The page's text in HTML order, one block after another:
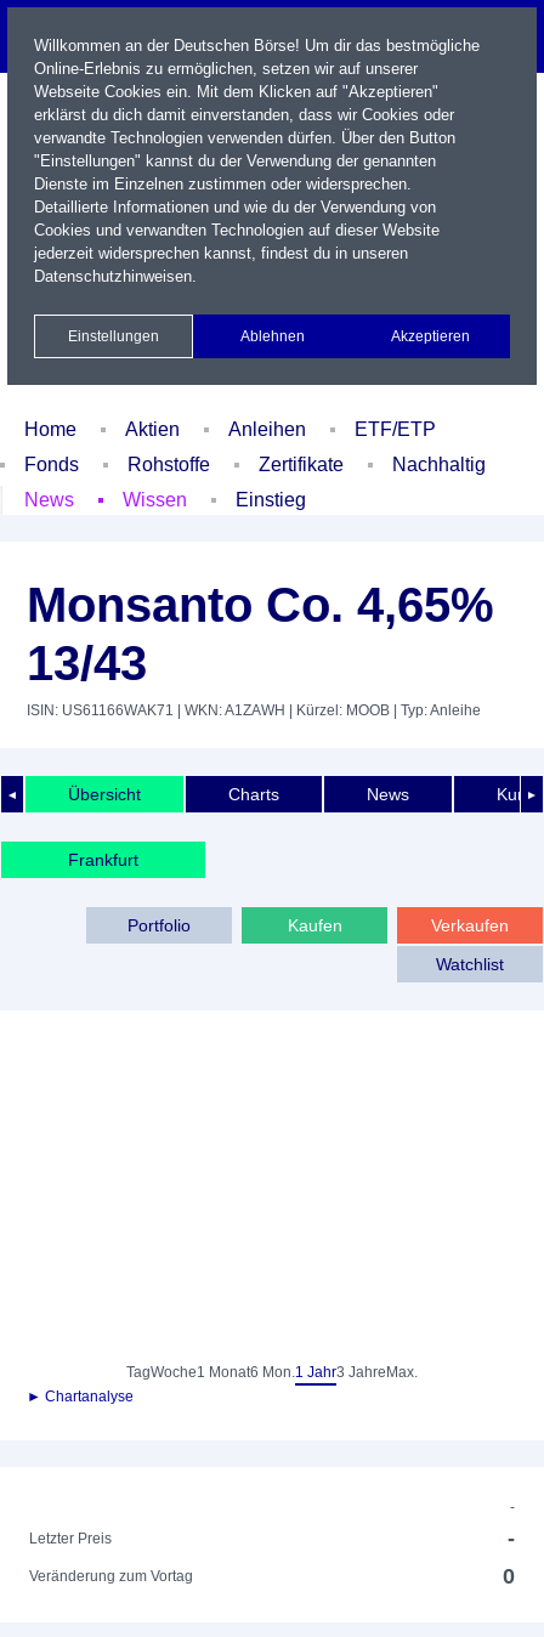
Name / WKN / ISIN / Kürzel
Xetra Realtime
Watchlist Portfolio Login
Home Aktien Anleihen
ETF/ETP
Fonds
Rohstoffe Zertifikate
Nachhaltig
News
Wissen Einstieg
Monsanto Co. 4,65%
13/43
ISIN: US61166WAK71 | WKN: A1ZAWH | Kürzel: MOOB | Typ: Anleihe
◄ ►
Übersicht Charts News
Frankfurt
Verkaufen
Kaufen
Portfolio
Watchlist
TagWoche1 Monat6 Mon.1 Jahr3 Jahre Max.
► Chartanalyse
-
Letzter Preis
-
Veränderung zum Vortag 0
Willkommen an der Deutschen Börse! Um dir das bestmögliche
Online-Erlebnis zu ermöglichen, setzen wir auf unserer
Webseite Cookies ein. Mit dem Klicken auf "Akzeptieren"
erklärst du dich damit einverstanden, dass wir Cookies oder
verwandte Technologien verwenden dürfen. Über den Button
"Einstellungen" kannst du der Verwendung der genannten
Dienste im Einzelnen zustimmen oder widersprechen.
Detaillierte Informationen und wie du der Verwendung von
Cookies und verwandten Technologien auf dieser Website
jederzeit widersprechen kannst, findest du in unseren
Datenschutzhinweisen.
Einstellungen Ablehnen Akzeptieren